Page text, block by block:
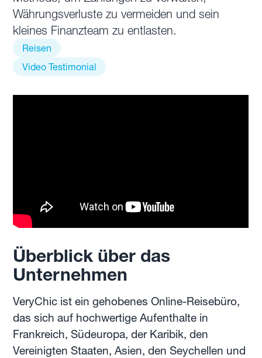
Währungsverluste zu vermeiden und sein
kleines Finanzteam zu entlasten.
Reisen
Video Testimonial
Überblick über das
Unternehmen
VeryChic ist ein gehobenes Online-Reisebüro,
das sich auf hochwertige Aufenthalte in
Frankreich, Südeuropa, der Karibik, den
Vereinigten Staaten, Asien, den Seychellen und